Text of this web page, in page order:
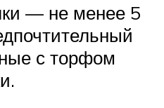
— не менее 5
с торфом